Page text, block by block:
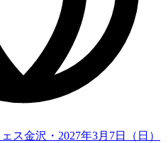
ス金沢・2027年3月7日（日）